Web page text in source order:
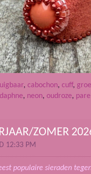
, cabochon, cuff,
, neon, oudroze,
ZOMER
12:33 PM
populaire sieraden